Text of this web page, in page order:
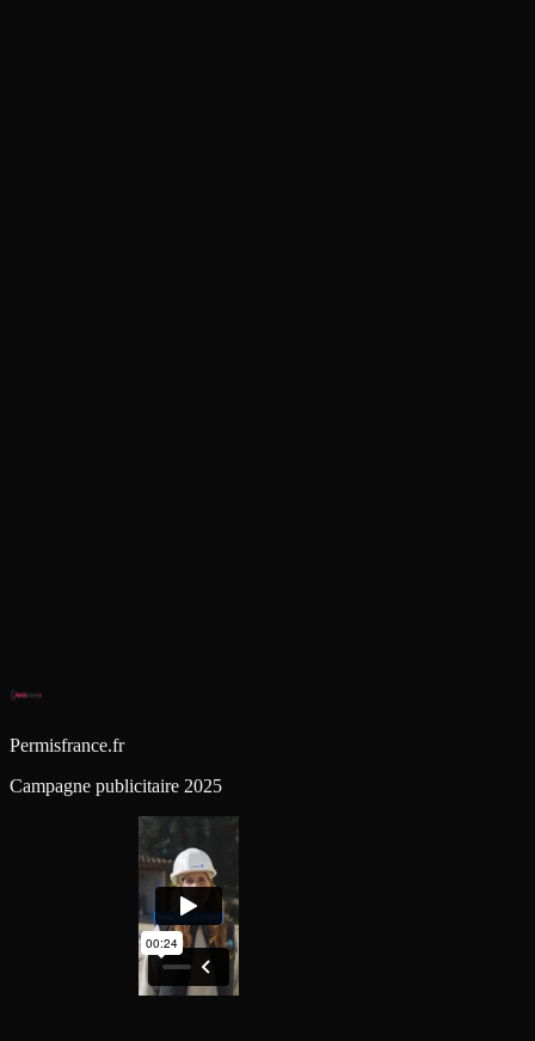
Permisfrance.fr
Campagne publicitaire 2025